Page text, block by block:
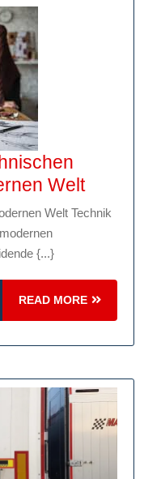
WeltDie
in
der
Welt Technik
{...}
READ MORE
READ
MORE